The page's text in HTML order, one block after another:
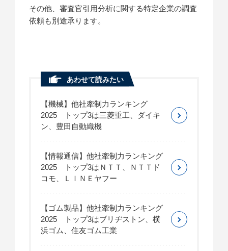
その他、審査官引用分析に関する特定企業の調査
依頼も別途承ります。
あわせて読みたい
【機械】他社牽制力ランキング
2025 トップ3は三菱重工、ダイキ
ン、豊田自動織機
【情報通信】他社牽制力ランキング
2025 トップ3はＮＴＴ、ＮＴＴド
コモ、ＬＩＮＥヤフー
【ゴム製品】他社牽制力ランキング
2025 トップ3はブリヂストン、横
浜ゴム、住友ゴム工業